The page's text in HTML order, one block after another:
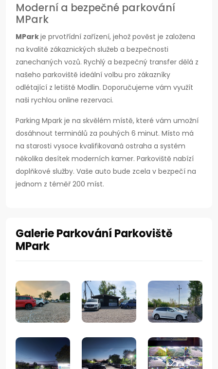
Moderní a bezpečné parkování
MPark
MParkje prvotřídní zařízení, jehož pověst je založena
na kvalitě zákaznických služeb a bezpečnosti
zanechaných vozů. Rychlý a bezpečný transfer dělá z
našeho parkoviště ideální volbu pro zákazníky
odlétající z letiště Modlin. Doporučujeme vám využít
naši rychlou online rezervaci.
Parking Mpark je na skvělém místě, které vám umožní
dosáhnout terminálů za pouhých 6 minut. Místo má
na starosti vysoce kvalifikovaná ostraha a systém
několika desítek moderních kamer. Parkoviště nabízí
doplňkové služby. Vaše auto bude zcela v bezpečí na
jednom z téměř 200 míst.
Galerie Parkování Parkoviště
MPark